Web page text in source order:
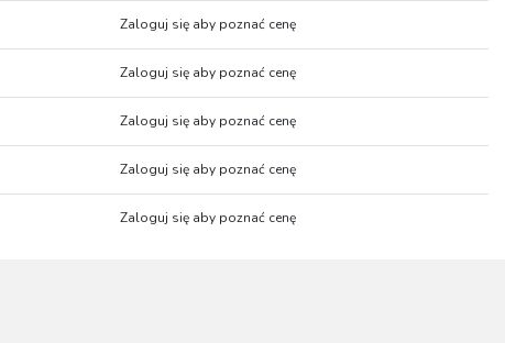
Zaloguj się aby poznać cenę
Zaloguj się aby poznać cenę
Zaloguj się aby poznać cenę
Zaloguj się aby poznać cenę
Zaloguj się aby poznać cenę